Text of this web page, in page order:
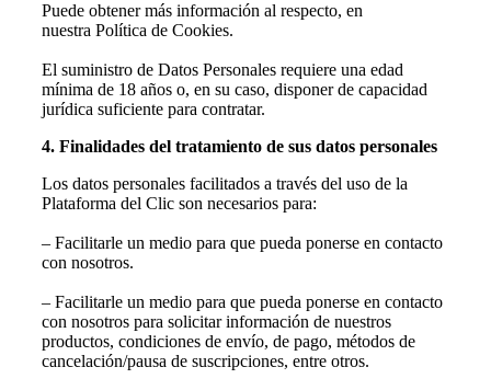
Puede obtener más información al respecto, en
nuestra Política de Cookies.
El suministro de Datos Personales requiere una edad
mínima de 18 años o, en su caso, disponer de capacidad
jurídica suficiente para contratar.
4. Finalidades del tratamiento de sus datos personales
Los datos personales facilitados a través del uso de la
Plataforma del Clic son necesarios para:
– Facilitarle un medio para que pueda ponerse en contacto
con nosotros.
– Facilitarle un medio para que pueda ponerse en contacto
con nosotros para solicitar información de nuestros
productos, condiciones de envío, de pago, métodos de
cancelación/pausa de suscripciones, entre otros.